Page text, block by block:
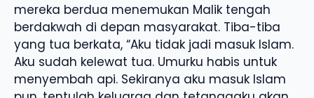
mereka berdua menemukan Malik tengah
berdakwah di depan masyarakat. Tiba-tiba
yang tua berkata, “Aku tidak jadi masuk Islam.
Aku sudah kelewat tua. Umurku habis untuk
menyembah api. Sekiranya aku masuk Islam